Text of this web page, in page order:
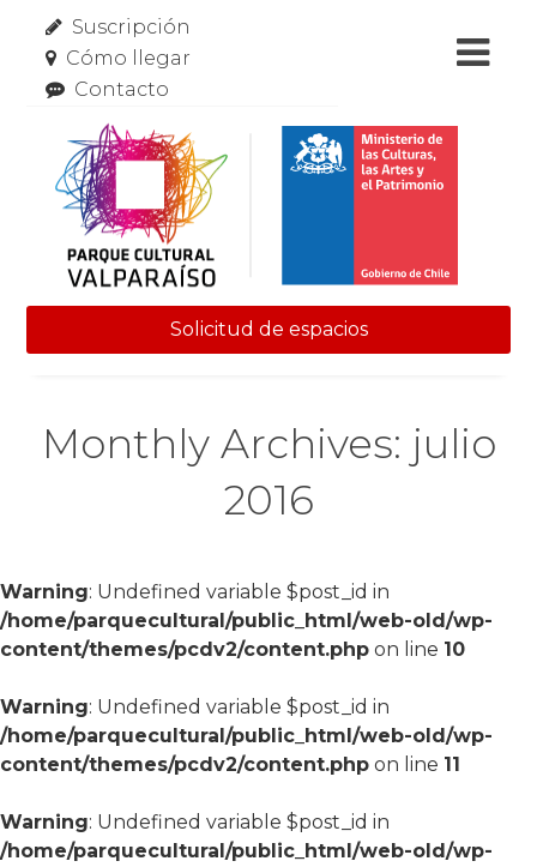
Suscripción
Cómo llegar
Contacto
Solicitud de espacios
Monthly Archives: julio
2016
Warning: Undefined variable $post_id in
/home/parquecultural/public_html/web-old/wp-
content/themes/pcdv2/content.php on line 10
Warning: Undefined variable $post_id in
/home/parquecultural/public_html/web-old/wp-
content/themes/pcdv2/content.php on line 11
Warning: Undefined variable $post_id in
/home/parquecultural/public_html/web-old/wp-